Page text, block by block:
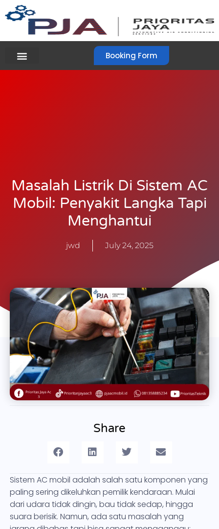
Booking Form
Masalah Listrik Di Sistem AC
Mobil: Penyakit Langka Tapi
Menghantui
jwd July 24, 2025
Share
Sistem AC mobil adalah salah satu komponen yang
paling sering dikeluhkan pemilik kendaraan. Mulai
dari udara tidak dingin, bau tidak sedap, hingga
suara berisik. Namun, ada satu masalah yang